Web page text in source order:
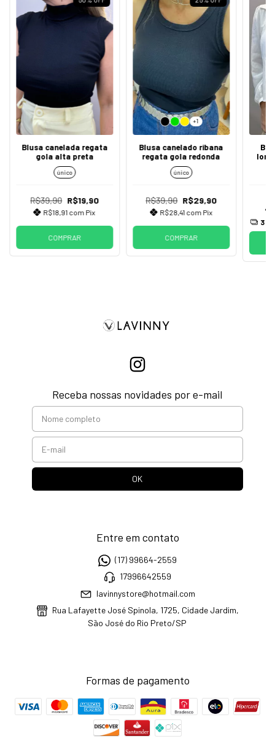
Blusa canelada regata
gola alta preta
único
R$39,90 R$19,90
R$18,91 com Pix
COMPRAR
+1
Blusa canelado ribana
regata gola redonda
único
R$39,90 R$29,90
R$28,41 com Pix
COMPRAR
3
Receba nossas novidades por e-mail
Entre em contato
(17) 99664-2559
17996642559
lavinnystore@hotmail.com
Rua Lafayette José Spinola, 1725, Cidade Jardim,
São José do Rio Preto/SP
Formas de pagamento